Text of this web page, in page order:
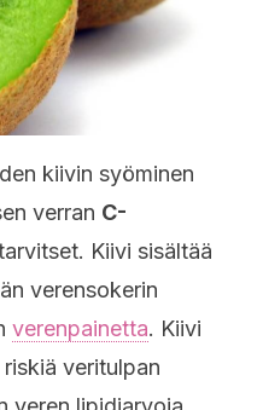
kiivin syöminen
verran C-
Kiivi sisältää
verensokerin
verenpainetta. Kiivi
veritulpan